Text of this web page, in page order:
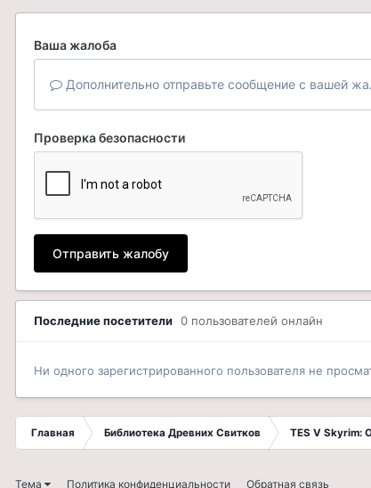
Ваша жалоба
Дополнительно отправьте сообщение с вашей
Проверка безопасности
Отправить жалобу
Последние посетители 0 пользователей онлайн
Ни одного зарегистрированного пользователя не
Главная Библиотека Древних Свитков TES V Skyrim:
Тема Политика конфиденциальности Обратная связь